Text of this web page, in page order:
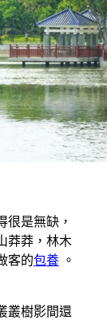
很是無缺，
莽莽，林木
客的包養 。
叢樹影間還